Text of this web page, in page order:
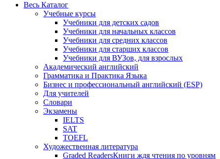
Весь Каталог
Учебные курсы
Учебники для детских садов
Учебники для начальных классов
Учебники для средних классов
Учебники для старших классов
Учебники для ВУЗов, для взрослых
Академический английский
Грамматика и Практика Языка
Бизнес и профессиональный английский (ESP)
Для учителей
Словари
Экзамены
IELTS
SAT
TOEFL
Художественная литература
Graded ReadersКниги ждя чтения по уровням